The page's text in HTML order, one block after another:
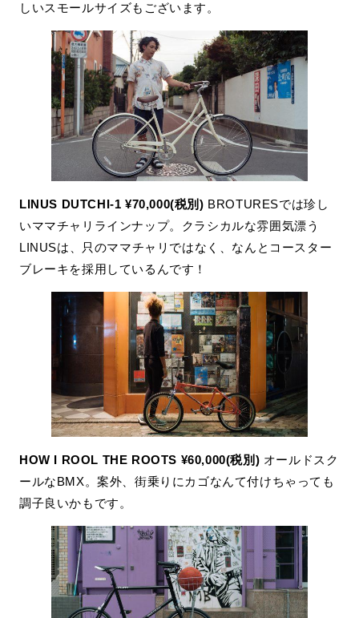
しいスモールサイズもございます。
LINUS DUTCHI-1 ¥70,000(税別) BROTURESでは珍し
いママチャリラインナップ。クラシカルな雰囲気漂う
LINUSは、只のママチャリではなく、なんとコースター
ブレーキを採用しているんです！
HOW I ROOL THE ROOTS ¥60,000(税別) オールドスク
ールなBMX。案外、街乗りにカゴなんて付けちゃっても
調子良いかもです。